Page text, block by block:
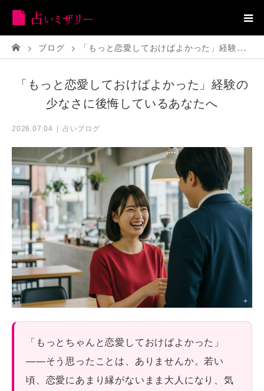
ブログ 「もっと恋愛しておけばよかった」経験の少なさに後悔しているあなたへ
「もっと恋愛しておけばよかった」経験の
少なさに後悔しているあなたへ
2026.07.04 占いブログ
「もっとちゃんと恋愛しておけばよかった」
——そう思ったことは、ありませんか。若い
頃、恋愛にあまり縁がないまま大人になり、気